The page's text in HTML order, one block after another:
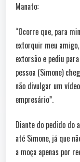
Manato:
“Ocorre que, para
extorquir meu
extorsão e pediu
pessoa (Simone)
não divulgar um
empresário”.
Diante do pedido do
até Simone, já que
a moça apenas por